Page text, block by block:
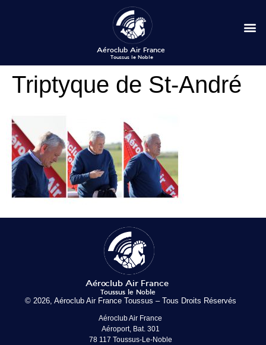
Triptyque de St-André
© 2026, Aéroclub Air France Toussus – Tous Droits Réservés
Aéroclub Air France
Aéroport, Bat. 301
78 117 Toussus-Le-Noble